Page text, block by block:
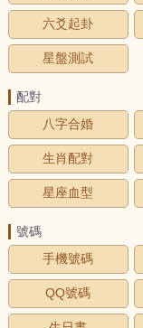
六爻起卦
星盤測試
配對
八字合婚
生肖配對
星座血型
號碼
手機號碼
QQ號碼